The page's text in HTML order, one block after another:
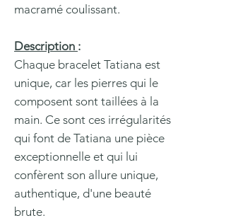
macramé coulissant.
Description :
Chaque bracelet Tatiana est
unique, car les pierres qui le
composent sont taillées à la
main. Ce sont ces irrégularités
qui font de Tatiana une pièce
exceptionnelle et qui lui
confèrent son allure unique,
authentique, d'une beauté
brute.